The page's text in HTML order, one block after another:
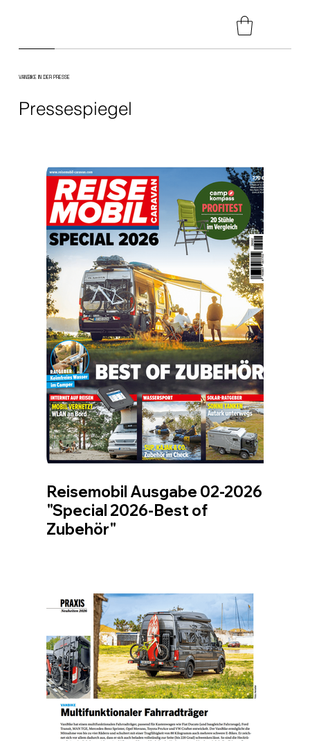
VANBIKE IN DER PRESSE
Pressespiegel
Reisemobil Ausgabe 02-2026
"Special 2026-Best of
Zubehör"